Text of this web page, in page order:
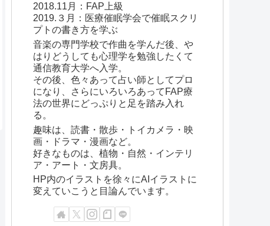
2018.11月：FAP上級
2019.３月：医療催眠学会で催眠スクリ
プトの書き方を学ぶ
音楽の専門学校で作曲を学んだ後、や
はりどうしても心理学を勉強したくて
通信教育大学へ入学。
その後、色々あって占い師としてプロ
になり、さらにいろいろあってFAP療
法の世界にどっぷりと足を踏み入れ
る。
趣味は、読書・散歩・トイカメラ・映
画・ドラマ・漫画など。
好きなものは、植物・自然・インテリ
ア・アート・文房具。
HP内のイラストを徐々にAIイラストに
変えていこうと目論んでいます。